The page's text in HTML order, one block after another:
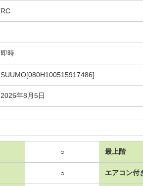
RC
即時
SUUMO[080H100515917486]
2026年8月5日
○ 最上階
○ エアコン付